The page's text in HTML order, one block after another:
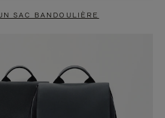
SAC BANDOULIÈRE